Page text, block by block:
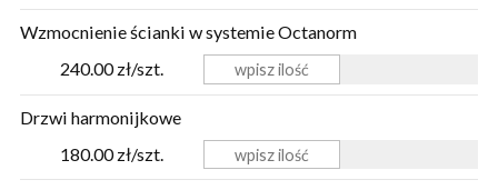
Wzmocnienie ścianki w systemie Octanorm
240.00 zł/szt.
Drzwi harmonijkowe
180.00 zł/szt.